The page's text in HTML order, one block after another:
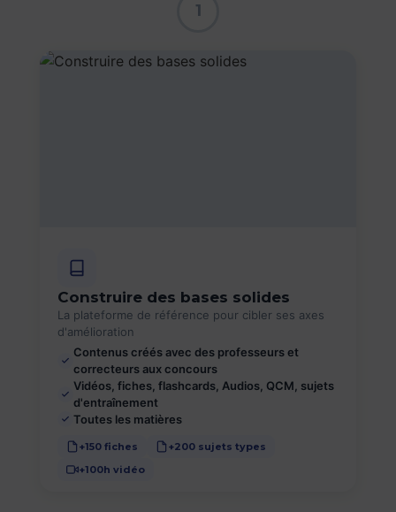
1
Construire des bases solides
La plateforme de référence pour cibler ses axes
d'amélioration
Contenus créés avec des professeurs et
correcteurs aux concours
Vidéos, fiches, flashcards, Audios, QCM, sujets
d'entraînement
Toutes les matières
+150 fiches
+200 sujets types
+100h vidéo